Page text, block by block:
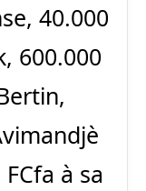
40.000
600.000
à sa